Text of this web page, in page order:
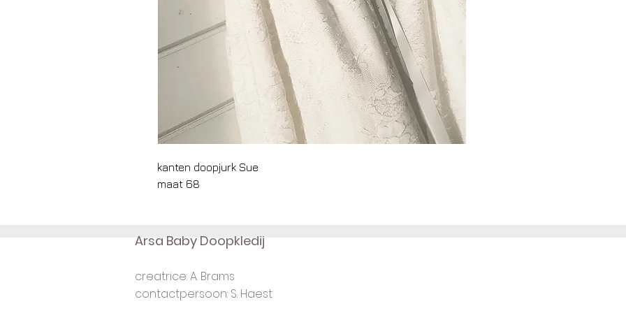
kanten doopjurk Sue
maat 68
Arsa Baby Doopkledij
creatrice: A. Brams
contactpersoon: S. Haest